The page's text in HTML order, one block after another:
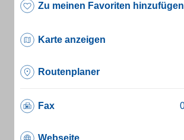
Zu meinen Favoriten hinzufügen
Karte anzeigen
Routenplaner
Fax
Webseite